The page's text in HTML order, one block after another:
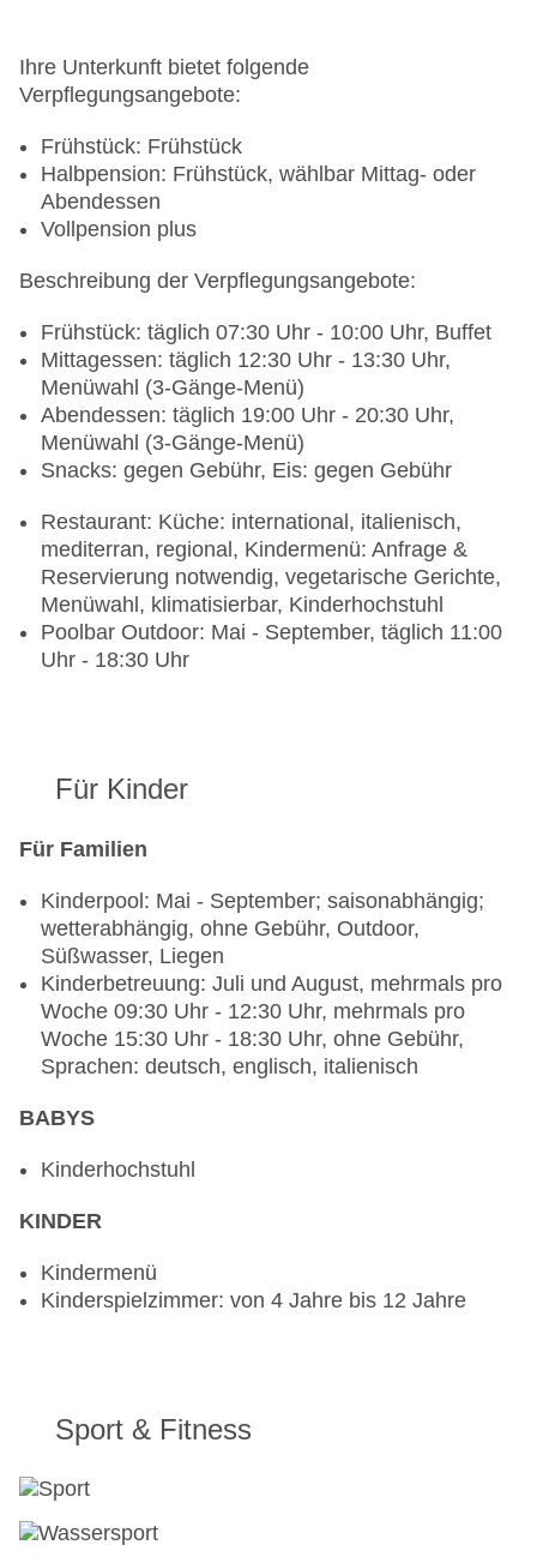
Ihre Unterkunft bietet folgende
Verpflegungsangebote:
Frühstück: Frühstück
Halbpension: Frühstück, wählbar Mittag- oder
Abendessen
Vollpension plus
Beschreibung der Verpflegungsangebote:
Frühstück: täglich 07:30 Uhr - 10:00 Uhr, Buffet
Mittagessen: täglich 12:30 Uhr - 13:30 Uhr,
Menüwahl (3-Gänge-Menü)
Abendessen: täglich 19:00 Uhr - 20:30 Uhr,
Menüwahl (3-Gänge-Menü)
Snacks: gegen Gebühr, Eis: gegen Gebühr
Restaurant: Küche: international, italienisch,
mediterran, regional, Kindermenü: Anfrage &
Reservierung notwendig, vegetarische Gerichte,
Menüwahl, klimatisierbar, Kinderhochstuhl
Poolbar Outdoor: Mai - September, täglich 11:00
Uhr - 18:30 Uhr
Für Kinder
Für Familien
Kinderpool: Mai - September; saisonabhängig;
wetterabhängig, ohne Gebühr, Outdoor,
Süßwasser, Liegen
Kinderbetreuung: Juli und August, mehrmals pro
Woche 09:30 Uhr - 12:30 Uhr, mehrmals pro
Woche 15:30 Uhr - 18:30 Uhr, ohne Gebühr,
Sprachen: deutsch, englisch, italienisch
BABYS
Kinderhochstuhl
KINDER
Kindermenü
Kinderspielzimmer: von 4 Jahre bis 12 Jahre
Sport & Fitness